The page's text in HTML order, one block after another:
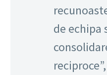
de echipa